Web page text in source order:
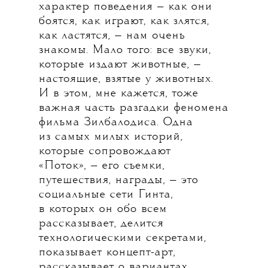
характер поведения — как они
боятся, как играют, как злятся,
как ластятся, — нам очень
знакомы. Мало того: все звуки,
которые издают животные, —
настоящие, взятые у животных.
И в этом, мне кажется, тоже
важная часть разгадки феномена
фильма Зилбалодиса. Одна
из самых милых историй,
которые сопровождают
«Поток», — его съемки,
путешествия, награды, — это
социальные сети Гинта,
в которых он обо всем
рассказывает, делится
технологическими секретами,
показывает концепт-арт,